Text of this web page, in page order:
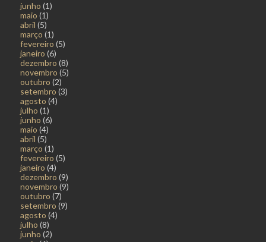
junho (1)
maio (1)
abril (5)
março (1)
fevereiro (5)
janeiro (6)
dezembro (8)
novembro (5)
outubro (2)
setembro (3)
agosto (4)
julho (1)
junho (6)
maio (4)
abril (5)
março (1)
fevereiro (5)
janeiro (4)
dezembro (9)
novembro (9)
outubro (7)
setembro (9)
agosto (4)
julho (8)
junho (2)